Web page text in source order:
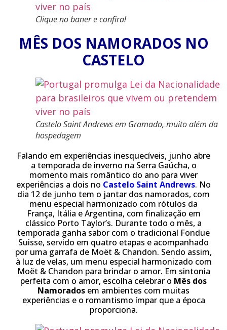
Clique no baner e confira!
MÊS DOS NAMORADOS NO
CASTELO
Castelo Saint Andrews em Gramado, muito além da
hospedagem
Falando em experiências inesquecíveis, junho abre
a temporada de inverno na Serra Gaúcha, o
momento mais romântico do ano para viver
experiências a dois no Castelo Saint Andrews. No
dia 12 de junho tem o jantar dos namorados, com
menu especial harmonizado com rótulos da
França, Itália e Argentina, com finalização em
clássico Porto Taylor’s. Durante todo o mês, a
temporada ganha sabor com o tradicional Fondue
Suisse, servido em quatro etapas e acompanhado
por uma garrafa de Moët & Chandon. Sendo assim,
à luz de velas, um menu especial harmonizado com
Moët & Chandon para brindar o amor. Em sintonia
perfeita com o amor, escolha celebrar o Mês dos
Namorados em ambientes com muitas
experiências e o romantismo ímpar que a época
proporciona.